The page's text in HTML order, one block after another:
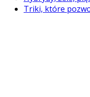
Triki, które